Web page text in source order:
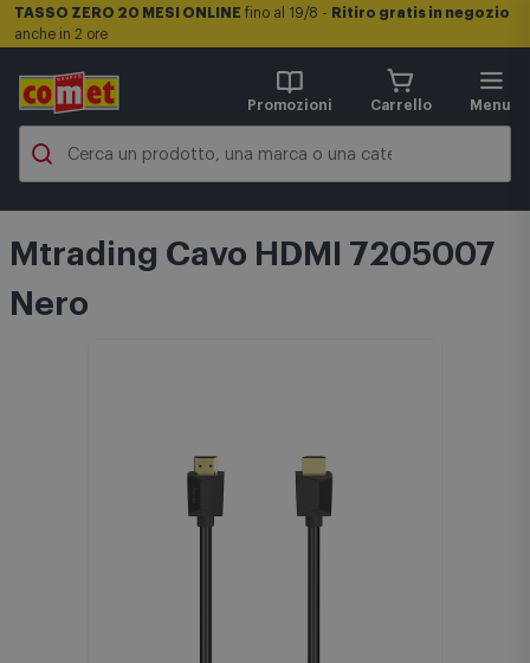
TASSO ZERO 20 MESI ONLINE fino al 19/8 - Ritiro gratis in negozio
anche in 2 ore
Promozioni Carrello Menu
Mtrading Cavo HDMI 7205007
Nero